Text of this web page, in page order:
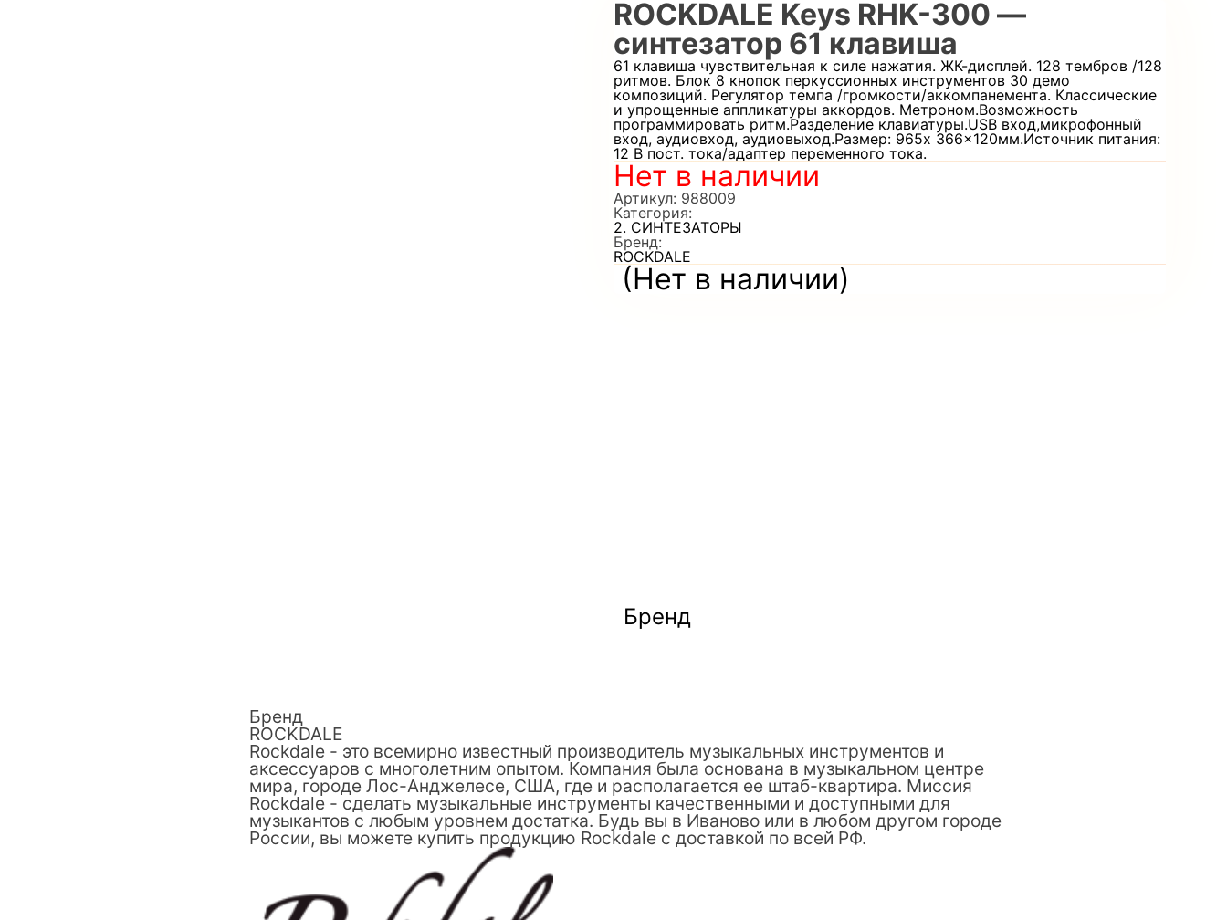
ROCKDALE Keys RHK-300 —
синтезатор 61 клавиша
(Нет в наличии)
61 клавиша чувствительная к силе нажатия. ЖК-дисплей. 128 тембров /128
ритмов. Блок 8 кнопок перкуссионных инструментов 30 демо
композиций. Регулятор темпа /громкости/аккомпанемента. Классические
и упрощенные аппликатуры аккордов. Метроном.Возможность
программировать ритм.Разделение клавиатуры.USB вход,микрофонный
вход, аудиовход, аудиовыход.Размер: 965x 366×120мм.Источник питания:
12 В пост. тока/адаптер переменного тока.
Нет в наличии
Артикул: 988009
Категория:
2. СИНТЕЗАТОРЫ
Бренд:
ROCKDALE
Бренд
Бренд
ROCKDALE
Rockdale - это всемирно известный производитель музыкальных инструментов и
аксессуаров с многолетним опытом. Компания была основана в музыкальном центре
мира, городе Лос-Анджелесе, США, где и располагается ее штаб-квартира. Миссия
Rockdale - сделать музыкальные инструменты качественными и доступными для
музыкантов с любым уровнем достатка. Будь вы в Иваново или в любом другом городе
России, вы можете купить продукцию Rockdale с доставкой по всей РФ.